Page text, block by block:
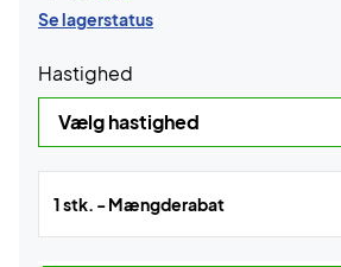
Se lagerstatus
Hastighed
1 stk. - Mængderabat